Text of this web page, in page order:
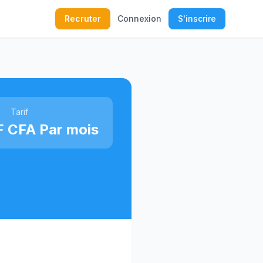
Recruter Connexion S'inscrire
Tarif
CFA Par mois